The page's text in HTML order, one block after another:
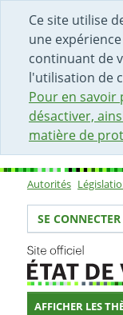
Ce site utilise
une
continuant de
l'utilisation de
Pour en savoir
désactiver,
matière de
DÉBUT DU
ACCÈS AU
PAGE D'ACCUEIL
FORMULAIRE
Sous-
Autorités
Votre
SE CONNECTER
AFFICHER LES